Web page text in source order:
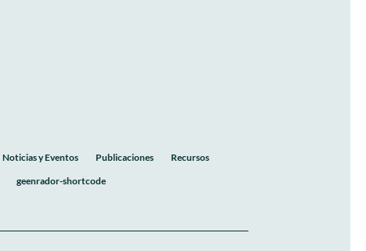
Noticias y Eventos Publicaciones
Recursos
geenrador-shortcode